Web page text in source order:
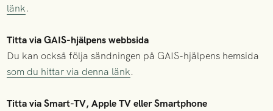
länk.
Titta via GAIS-hjälpens webbsida
Du kan också följa sändningen på GAIS-hjälpens hemsida
som du hittar via denna länk.
Titta via Smart-TV, Apple TV eller Smartphone